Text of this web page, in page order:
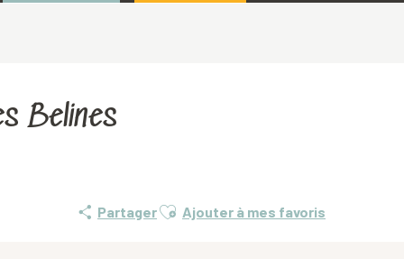
Belines
PartagerAjouter aux favoris
Ajouter à mes favoris